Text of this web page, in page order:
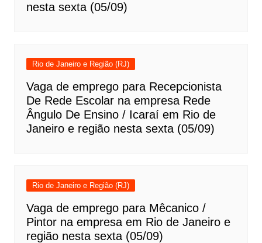
nesta sexta (05/09)
Rio de Janeiro e Região (RJ)
Vaga de emprego para Recepcionista
De Rede Escolar na empresa Rede
Ângulo De Ensino / Icaraí em Rio de
Janeiro e região nesta sexta (05/09)
Rio de Janeiro e Região (RJ)
Vaga de emprego para Mêcanico /
Pintor na empresa em Rio de Janeiro e
região nesta sexta (05/09)